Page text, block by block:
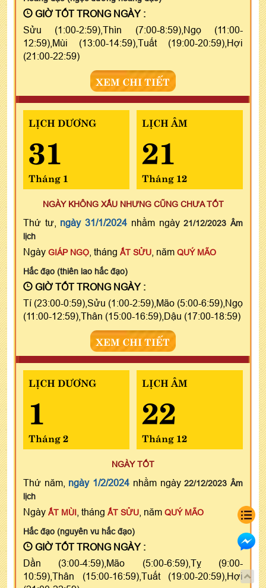
GIỜ TỐT TRONG NGÀY :
Sửu (1:00-2:59),Thìn (7:00-8:59),Ngọ (11:00-
12:59),Mùi (13:00-14:59),Tuất (19:00-20:59),Hợi
(21:00-22:59)
XEM CHI TIẾT
LỊCH DƯƠNG
31
Tháng 1
LỊCH ÂM
21
Tháng 12
NGÀY KHÔNG XẤU NHƯNG CŨNG CHƯA TỐT
Thứ tư, ngày 31/1/2024 nhằm ngày21/12/2023 Âm
lịch
Ngày GIÁP NGỌ , tháng ẤT SỬU , năm QUÝ MÃO
Hắc đạo (thiên lao hắc đạo)
GIỜ TỐT TRONG NGÀY :
Tí (23:00-0:59),Sửu (1:00-2:59),Mão (5:00-6:59),Ngọ
(11:00-12:59),Thân (15:00-16:59),Dậu (17:00-18:59)
XEM CHI TIẾT
LỊCH DƯƠNG
1
Tháng 2
LỊCH ÂM
22
Tháng 12
NGÀY TỐT
Thứ năm, ngày 1/2/2024 nhằm ngày22/12/2023 Âm
lịch
Ngày ẤT MÙI , tháng ẤT SỬU , năm QUÝ MÃO
Hắc đạo (nguyên vu hắc đạo)
GIỜ TỐT TRONG NGÀY :
Dần (3:00-4:59),Mão (5:00-6:59),Tỵ (9:00-
10:59),Thân (15:00-16:59),Tuất (19:00-20:59),Hợi